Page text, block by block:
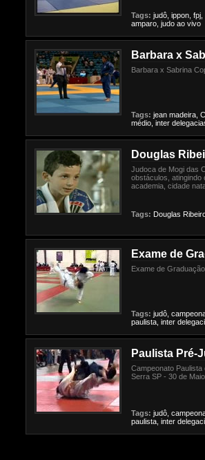
Tags: judô, ippon, fpj,
amparo, judo ao vivo
Barbara x
Barbara x Sabrina
Tags: jean madeira,
médio, inter
Douglas
Judoca de Mogi das
obstáculos, atingindo
academia, cidade
Tags: Douglas
Exame de
Exame de
Tags: judô,
paulista, inter
Paulista Pré-
Campeonato
Serra SP - 30 de
Tags: judô,
paulista, inter